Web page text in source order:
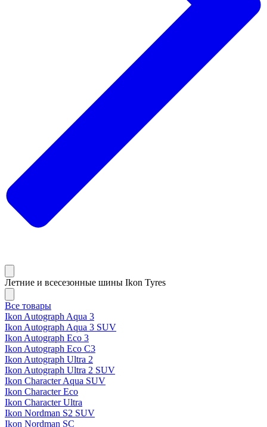
Летние и всесезонные шины Ikon Tyres
Все товары
Ikon Autograph Aqua 3
Ikon Autograph Aqua 3 SUV
Ikon Autograph Eco 3
Ikon Autograph Eco C3
Ikon Autograph Ultra 2
Ikon Autograph Ultra 2 SUV
Ikon Character Aqua SUV
Ikon Character Eco
Ikon Character Ultra
Ikon Nordman S2 SUV
Ikon Nordman SC